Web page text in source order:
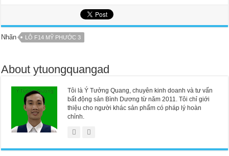
Nhãn LÔ F14 MỸ PHƯỚC 3
About ytuongquangad
Tôi là Ý Tưởng Quang, chuyên kinh doanh và tư vấn
bất động sản Bình Dương từ năm 2011. Tôi chỉ giới
thiệu cho người khác sản phẩm có pháp lý hoàn
chỉnh.